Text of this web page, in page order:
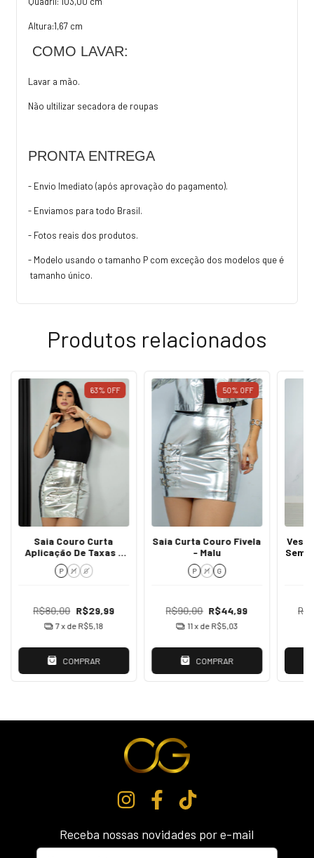
Altura:1,67 cm
COMO LAVAR:
Lavar a mão.
Não ultilizar secadora de roupas
PRONTA ENTREGA
- Envio Imediato (após aprovação do pagamento).
- Enviamos para todo Brasil.
- Fotos reais dos produtos.
- Modelo usando o tamanho P com exceção dos modelos que é
tamanho único.
Produtos relacionados
63% OFF
Saia Couro Curta
Aplicação De Taxas -
Stella
P M G
R$80,00 R$29,99
7x de R$5,18
COMPRAR
50% OFF
Saia Curta Couro Fivela
- Malu
P M G
R$90,00 R$44,99
11x de R$5,03
COMPRAR
Sem
Receba nossas novidades por e-mail